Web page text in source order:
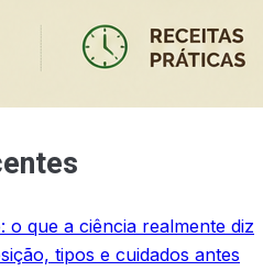
o que a ciência realmente diz
tipos e cuidados antes